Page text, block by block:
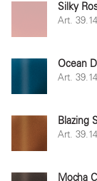
Silky
Art.
Ocean
Art.
Blazing
Art.
Mocha